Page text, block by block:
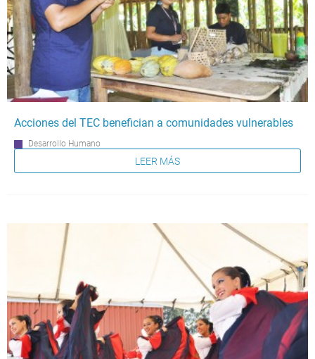
Acciones del TEC benefician a comunidades vulnerables
Desarrollo Humano
LEER MÁS